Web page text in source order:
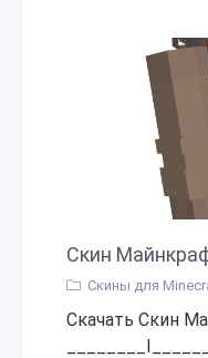
Скин
Скины для
Скачать Скин